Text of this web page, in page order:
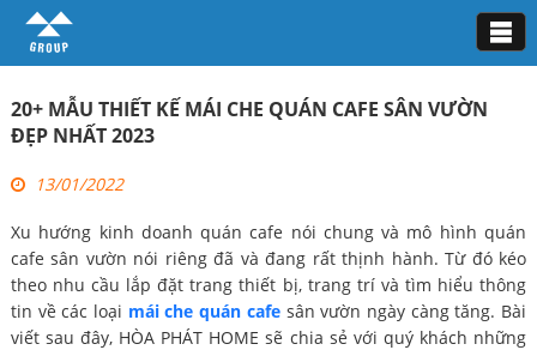
20+ MẪU THIẾT KẾ MÁI CHE QUÁN CAFE SÂN VƯỜN
ĐẸP NHẤT 2023
13/01/2022
Xu hướng kinh doanh quán cafe nói chung và mô hình quán
cafe sân vườn nói riêng đã và đang rất thịnh hành. Từ đó kéo
theo nhu cầu lắp đặt trang thiết bị, trang trí và tìm hiểu thông
tin về các loại mái che quán cafesân vườn ngày càng tăng. Bài
viết sau đây, HÒA PHÁT HOME sẽ chia sẻ với quý khách những